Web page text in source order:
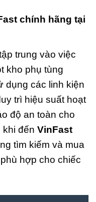
chính hãng tại
trung vào việc
kho phụ tùng
dụng các linh kiện
trì hiệu suất hoạt
độ an toàn cho
đến VinFast
tìm kiếm và mua
hợp cho chiếc